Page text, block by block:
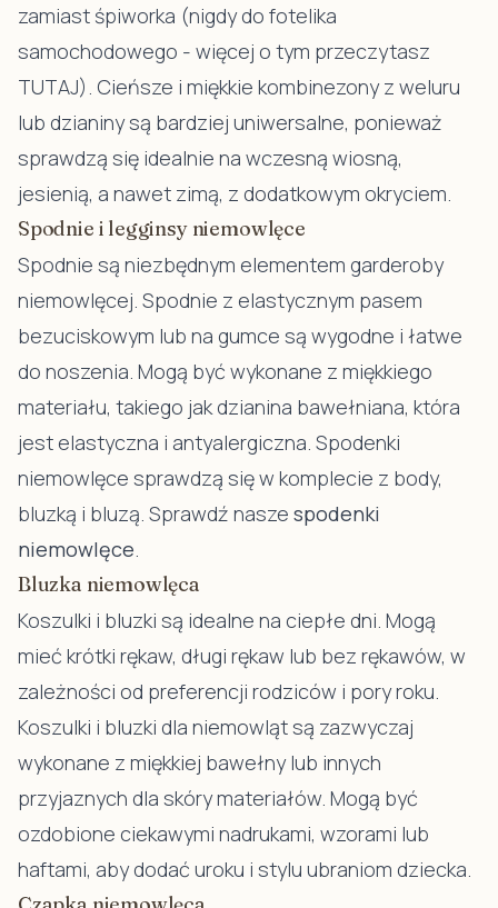
zamiast śpiworka (nigdy do fotelika
samochodowego - więcej o tym przeczytasz
TUTAJ). Cieńsze i miękkie kombinezony z weluru
lub dzianiny są bardziej uniwersalne, ponieważ
sprawdzą się idealnie na wczesną wiosną,
jesienią, a nawet zimą, z dodatkowym okryciem.
Spodnie i legginsy niemowlęce
Spodnie są niezbędnym elementem garderoby
niemowlęcej. Spodnie z elastycznym pasem
bezuciskowym lub na gumce są wygodne i łatwe
do noszenia. Mogą być wykonane z miękkiego
materiału, takiego jak dzianina bawełniana, która
jest elastyczna i antyalergiczna. Spodenki
niemowlęce sprawdzą się w komplecie z body,
bluzką i bluzą. Sprawdź nasze spodenki
niemowlęce
Bluzka niemowlęca
Koszulki i bluzki są idealne na ciepłe dni. Mogą
mieć krótki rękaw, długi rękaw lub bez rękawów, w
zależności od preferencji rodziców i pory roku.
Koszulki i bluzki dla niemowlątsą zazwyczaj
wykonane z miękkiej bawełny lub innych
przyjaznych dla skóry materiałów. Mogą być
ozdobione ciekawymi nadrukami, wzorami lub
haftami, aby dodać uroku i stylu ubraniom dziecka.